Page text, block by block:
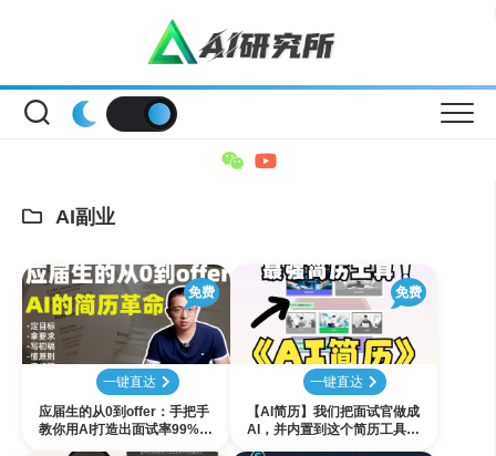
AI副业
免费
一键直达
应届生的从0到offer：手把手
教你用AI打造出面试率99%的
免费
一键直达
【AI简历】我们把面试官做成
AI，并内置到这个简历工具网